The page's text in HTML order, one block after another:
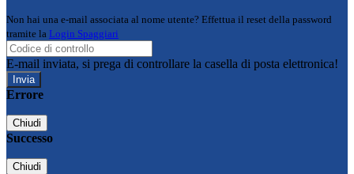
Non hai una e-mail associata al nome utente? Effettua il reset della password
tramite la Login Spaggiari
E-mail inviata, si prega di controllare la casella di posta elettronica!
Errore
Chiudi
Successo
Chiudi